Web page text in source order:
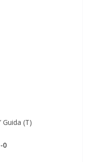
Guida (T)
0